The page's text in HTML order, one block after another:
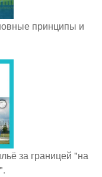
принципы и
за границей "на